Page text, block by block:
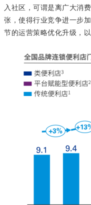
入社区，可谓是离广大消
张，使得行业竞争进一步
节的运营策略优化升级，以